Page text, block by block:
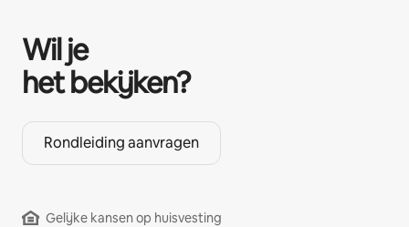
Wil je
het bekijken?
Rondleiding aanvragen
Gelijke kansen op huisvesting